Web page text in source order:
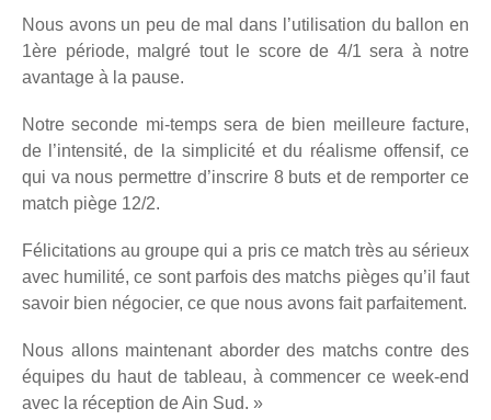
Nous avons un peu de mal dans l’utilisation du ballon en
1ère période, malgré tout le score de 4/1 sera à notre
avantage à la pause.
Notre seconde mi-temps sera de bien meilleure facture,
de l’intensité, de la simplicité et du réalisme offensif, ce
qui va nous permettre d’inscrire 8 buts et de remporter ce
match piège 12/2.
Félicitations au groupe qui a pris ce match très au sérieux
avec humilité, ce sont parfois des matchs pièges qu’il faut
savoir bien négocier, ce que nous avons fait parfaitement.
Nous allons maintenant aborder des matchs contre des
équipes du haut de tableau, à commencer ce week-end
avec la réception de Ain Sud. »